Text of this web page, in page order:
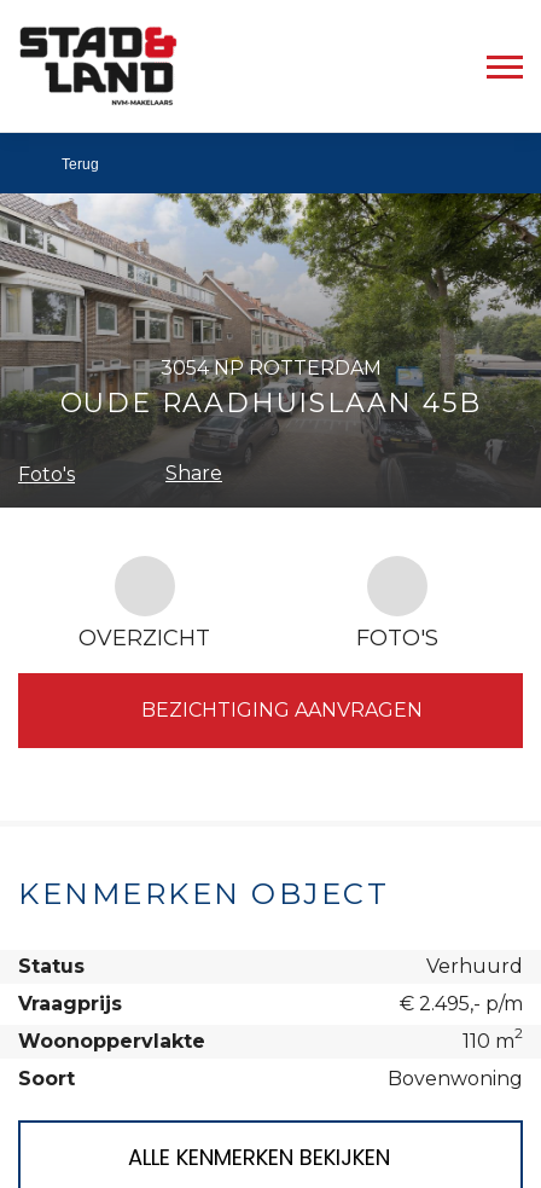
Terug
3054 NP ROTTERDAM
OUDE RAADHUISLAAN 45B
Foto's Share
OVERZICHT FOTO'S
BEZICHTIGING AANVRAGEN
KENMERKEN OBJECT
Status
Verhuurd
Vraagprijs
€ 2.495,- p/m
Woonoppervlakte
110 m2
Soort Bovenwoning
ALLE KENMERKEN BEKIJKEN